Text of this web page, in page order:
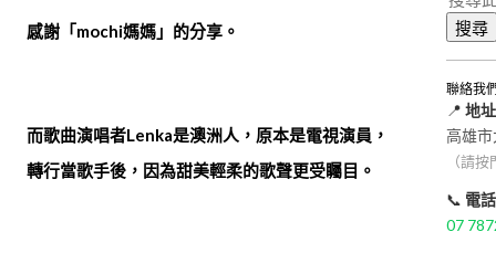
感謝「mochi媽媽」的分享。
而歌曲演唱者Lenka是澳洲人，原本是電視演員，
轉行當歌手後，因為甜美輕柔的歌聲更受矚目。
聯絡我
📍 地址
高雄市
（請
📞 電話
07